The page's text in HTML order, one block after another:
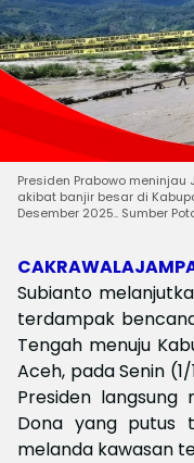
Presiden Prabowo
akibat banjir besar di
Desember 2025.. Sumber
Subianto
terdampak
Tengah menuju
Aceh, pada Senin
Presiden
Dona yang putus
melanda kawasan